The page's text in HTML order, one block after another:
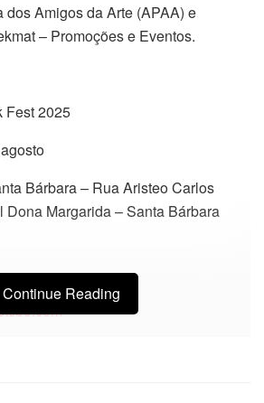
Amigos da Arte (APAA) e
– Promoções e Eventos.
Fest 2025
Bárbara – Rua Aristeo Carlos
Dona Margarida – Santa Bárbara
Continue Reading